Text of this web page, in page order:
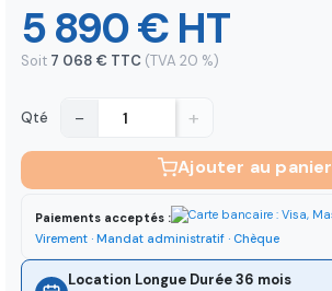
5 890 € HT
Soit 7 068 € TTC (TVA 20 %)
Qté − +
Ajouter au panier
Paiements acceptés :
Virement · Mandat administratif · Chèque
Location Longue Durée 36 mois